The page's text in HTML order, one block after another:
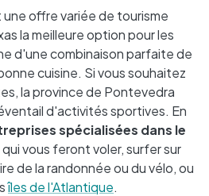
une offre variée de tourisme
la meilleure option pour les
d'une combinaison parfaite de
cuisine. Si vous souhaitez
la province de Pontevedra
d'activités sportives. En
spécialisées dans le
qui vous feront voler, surfer sur
de la randonnée ou du vélo, ou
îles de l'Atlantique.